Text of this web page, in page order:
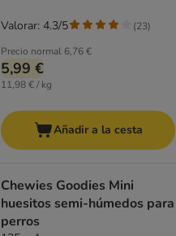
Precio normal 6,76 €
5,99 €
11,98 € / kg
Valorar: 4.3/5 (23)
Añadir a la cesta
Chewies Goodies Mini
huesitos semi-húmedos para
perros